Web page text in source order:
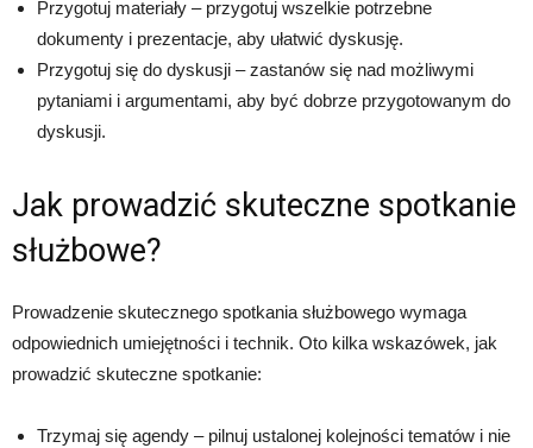
Przygotuj materiały – przygotuj wszelkie potrzebne
dokumenty i prezentacje, aby ułatwić dyskusję.
Przygotuj się do dyskusji – zastanów się nad możliwymi
pytaniami i argumentami, aby być dobrze przygotowanym do
dyskusji.
Jak prowadzić skuteczne spotkanie
służbowe?
Prowadzenie skutecznego spotkania służbowego wymaga
odpowiednich umiejętności i technik. Oto kilka wskazówek, jak
prowadzić skuteczne spotkanie:
Trzymaj się agendy – pilnuj ustalonej kolejności tematów i nie